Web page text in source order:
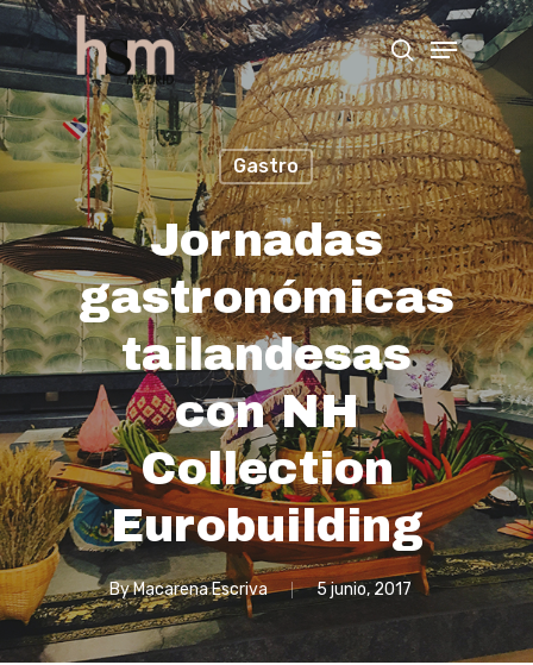
Hit enter to search or ESC to close
Gastro
Jornadas
gastronómicas
tailandesas
con NH
Collection
Eurobuilding
ByMacarena Escriva 5 junio, 2017